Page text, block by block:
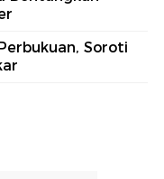
Soroti